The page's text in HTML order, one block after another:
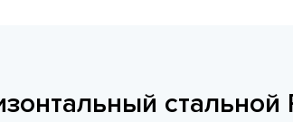
стальной